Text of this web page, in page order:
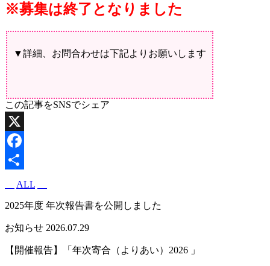
※募集は終了となりました
▼詳細、お問合わせは下記よりお願いします
この記事をSNSでシェア
X
Facebook
ALL
2025年度 年次報告書を公開しました
お知らせ 2026.07.29
【開催報告】「年次寄合（よりあい）2026 」